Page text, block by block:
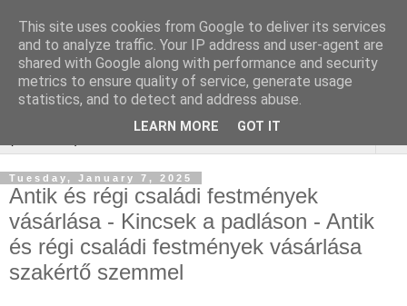
Keresőoptimalizálás :
zárcsere budapest
Tuesday, January 7, 2025
Antik és régi családi festmények
vásárlása - Kincsek a padláson - Antik
és régi családi festmények vásárlása
szakértő szemmel
This site uses cookies from Google to deliver its services
and to analyze traffic. Your IP address and user-agent are
shared with Google along with performance and security
metrics to ensure quality of service, generate usage
statistics, and to detect and address abuse.
LEARN MORE GOT IT